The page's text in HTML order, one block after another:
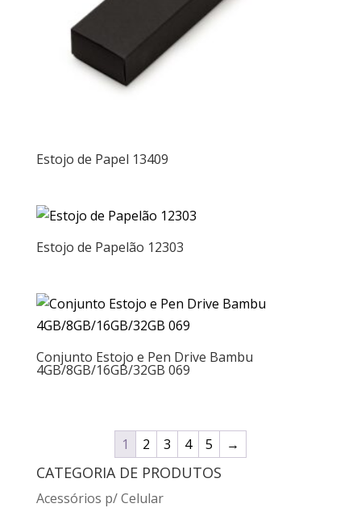
Estojo de Papel 13409
Estojo de Papelão 12303
Conjunto Estojo e Pen Drive Bambu
4GB/8GB/16GB/32GB 069
1 2 3 4 5 →
CATEGORIA DE PRODUTOS
Acessórios p/ Celular